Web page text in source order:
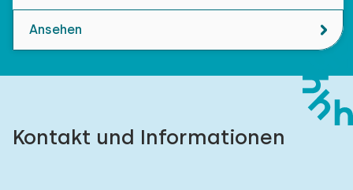
Ansehen
Kontakt und Informationen